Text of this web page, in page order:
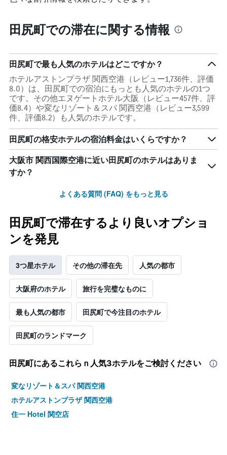
料
表
い
ま
す
は、
過
3
日
に
見
つ
か
っ
た
今
週
末
の
客
均
料
金
表
し
て
い
ま
す
1
客
室
の
平
均
料
を
表
し
て
い
ま
田尻町での滞在に関する情報
田尻町で最も人気のホテルはどこですか？
ホテルアストンプラザ 関西空港（レビュー1,736件、評価
8.0）は、田尻町での宿泊にもっとも人気のホテルの1つ
です。その他エヌゲートホテル大阪（レビュー457件、評
価8.4）や変なリゾート＆スパ 関西空港（レビュー3,599
件、評価8.2）も人気のホテルです。
田尻町の格安ホテルの宿泊料金はいくらですか？
大阪市 関西国際空港​に近い田尻町​のホテルはありま
すか？
よくある質問 (FAQ) をもっと見る
田尻町で滞在するより良いオプショ
ンを発見
3つ星ホテル その他の滞在先 人気の都市
大阪府のホテル 旅行を完璧なものに
最も人気の都市 田尻町で今注目のホテル
田尻町のランドマーク
田尻町​にあるこれらｎ人気3ホテルをご検討ください
変なリゾート＆スパ 関西空港
ホテルアストンプラザ 関西空港
住一 Hotel 関空店